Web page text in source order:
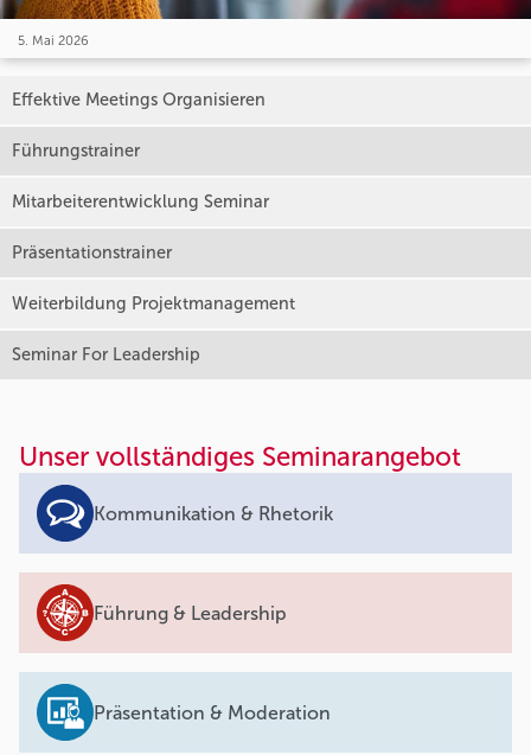
5. Mai 2026
Effektive Meetings Organisieren
Führungstrainer
Mitarbeiterentwicklung Seminar
Präsentationstrainer
Weiterbildung Projektmanagement
Seminar For Leadership
Unser vollständiges Seminarangebot
Kommunikation & Rhetorik
Führung & Leadership
Präsentation & Moderation